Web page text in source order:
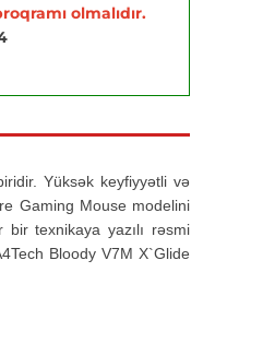
olmalıdır.
Yüksək keyfiyyətli və
Gaming Mouse modelini
texnikaya yazılı rəsmi
Bloody V7M X`Glide